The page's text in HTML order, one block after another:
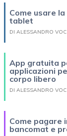
Come usare
tablet
DI ALESSANDRO
App gratuita
applicazioni
corpo libero
DI ALESSANDRO
Come pagare
bancomat e